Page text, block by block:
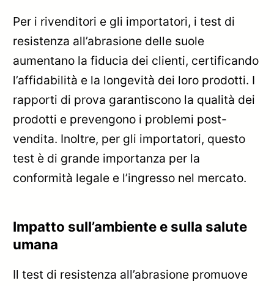
Per i rivenditori e gli importatori, i test di
resistenza all’abrasione delle suole
aumentano la fiducia dei clienti, certificando
l’affidabilità e la longevità dei loro prodotti. I
rapporti di prova garantiscono la qualità dei
prodotti e prevengono i problemi post-
vendita. Inoltre, per gli importatori, questo
test è di grande importanza per la
conformità legale e l’ingresso nel mercato.
Impatto sull’ambiente e sulla salute
umana
Il test di resistenza all’abrasione promuove